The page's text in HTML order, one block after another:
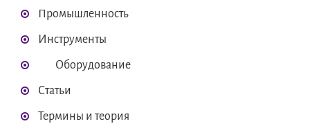
Промышленность
Инструменты
Оборудование
Статьи
Термины и теория